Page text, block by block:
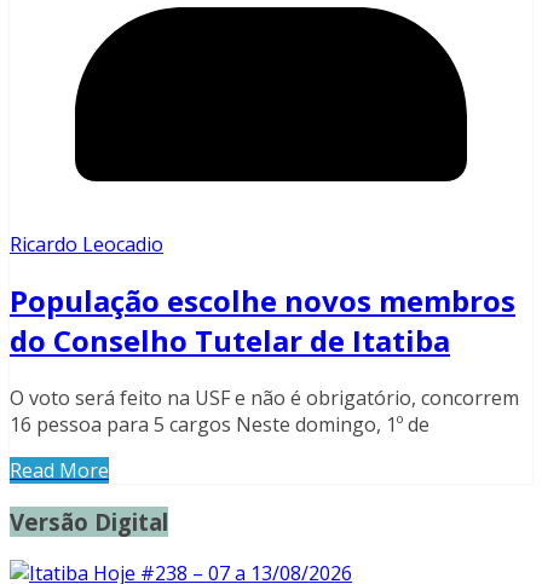
Ricardo Leocadio
População escolhe novos membros
do Conselho Tutelar de Itatiba
O voto será feito na USF e não é obrigatório, concorrem
16 pessoa para 5 cargos Neste domingo, 1º de
Read More
Versão Digital